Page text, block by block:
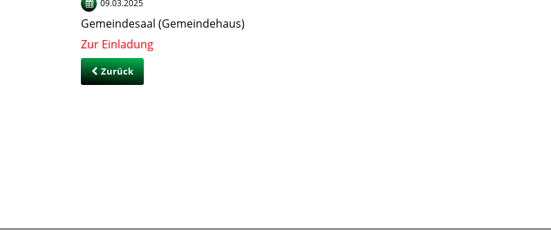
09.03.2025
Gemeindesaal (Gemeindehaus)
Zur Einladung
Zurück